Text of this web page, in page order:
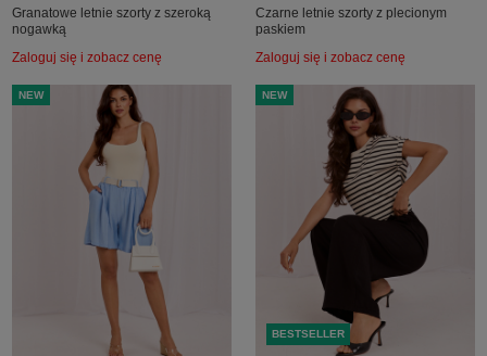
Granatowe letnie szorty z szeroką
nogawką
Zaloguj się i zobacz cenę
Czarne letnie szorty z plecionym
paskiem
Zaloguj się i zobacz cenę
NEW NEW
BESTSELLER